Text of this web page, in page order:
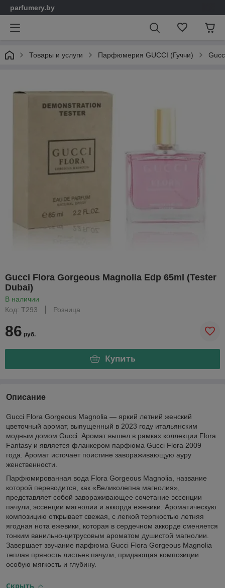
parfumery.by
Товары и услуги Парфюмерия GUCCI (Гуччи)
Gucci Flora Gorgeous Magnolia Edp 65ml (Tester
Dubai)
В наличии
Код: Т293
Розница
86 руб.
Купить
Описание
Gucci Flora Gorgeous Magnolia — яркий летний женский
цветочный аромат, выпущенный в 2023 году итальянским
модным домом Gucci. Аромат вышел в рамках коллекции Flora
Fantasy и является фланкером парфюма Gucci Flora 2009
года. Аромат источает поистине завораживающую ауру
женственности.
Парфюмированная вода Flora Gorgeous Magnolia, название
которой переводится, как «Великолепна магнолия»,
представляет собой завораживающее сочетание эссенции
пачули, эссенции магнолии и аккорда ежевики. Ароматическую
композицию открывает свежая, с легкой терпкостью летняя
ягодная нота ежевики, которая в сердечном аккорде сменяется
тонким ванильно-цитрусовым ароматом душистой магнолии.
Завершает звучание парфюма Gucci Flora Gorgeous Magnolia
теплая пряность листьев пачули, придающая композиции
особую мягкость и глубину.
Скрыть